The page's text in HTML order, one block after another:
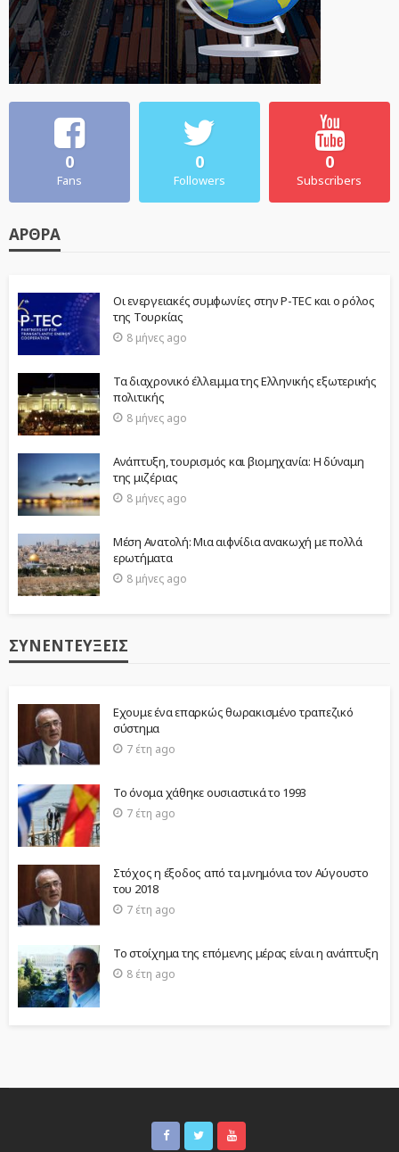
0
Fans
0
Followers
0
Subscribers
ΆΡΘΡΑ
Οι ενεργειακές συμφωνίες στην P-TEC και ο ρόλος
της Τουρκίας
8 μήνες ago
Τα διαχρονικό έλλειμμα της Ελληνικής εξωτερικής
πολιτικής
8 μήνες ago
Ανάπτυξη, τουρισμός και βιομηχανία: Η δύναμη
της μιζέριας
8 μήνες ago
Μέση Ανατολή: Μια αιφνίδια ανακωχή με πολλά
ερωτήματα
8 μήνες ago
ΣΥΝΕΝΤΕΎΞΕΙΣ
Εχουμε ένα επαρκώς θωρακισμένο τραπεζικό
σύστημα
7 έτη ago
Το όνομα χάθηκε ουσιαστικά το 1993
7 έτη ago
Στόχος η έξοδος από τα μνημόνια τον Αύγουστο
του 2018
7 έτη ago
Το στοίχημα της επόμενης μέρας είναι η ανάπτυξη
8 έτη ago